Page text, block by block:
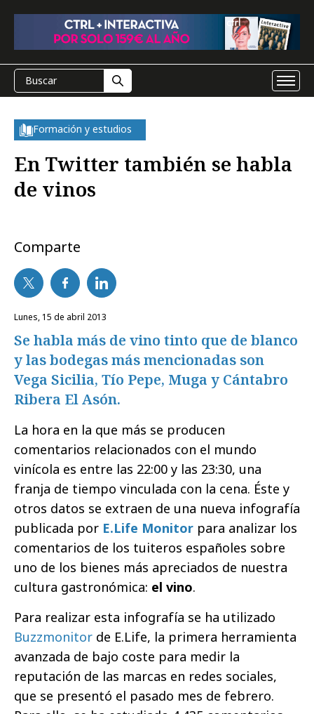
Formación y estudios
En Twitter también se habla
de vinos
Comparte
lunes, 15 de abril 2013
Se habla más de vino tinto que de blanco
y las bodegas más mencionadas son
Vega Sicilia, Tío Pepe, Muga y Cántabro
Ribera El Asón.
La hora en la que más se producen
comentarios relacionados con el mundo
vinícola es entre las 22:00 y las 23:30, una
franja de tiempo vinculada con la cena. Éste y
otros datos se extraen de una nueva infografía
publicada por E.Life Monitor para analizar los
comentarios de los tuiteros españoles sobre
uno de los bienes más apreciados de nuestra
cultura gastronómica: el vino.
Para realizar esta infografía se ha utilizado
Buzzmonitor de E.Life, la primera herramienta
avanzada de bajo coste para medir la
reputación de las marcas en redes sociales,
que se presentó el pasado mes de febrero.